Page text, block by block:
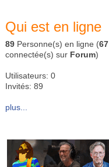
Qui est en ligne
89 Personne(s) en ligne (67
connectée(s) sur Forum)
Utilisateurs: 0
Invités: 89
plus...